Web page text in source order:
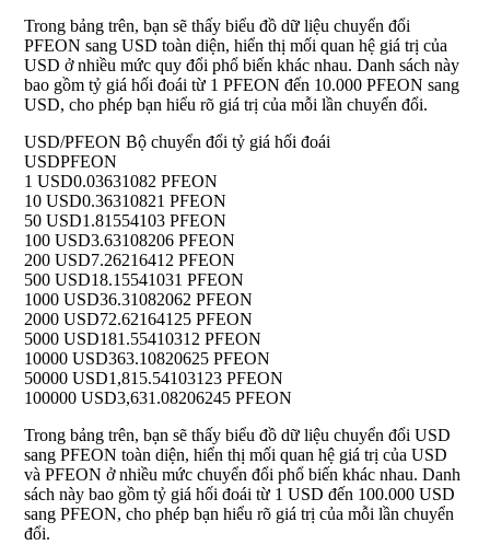
Trong bảng trên, bạn sẽ thấy biểu đồ dữ liệu chuyển đổi
PFEON sang USD toàn diện, hiển thị mối quan hệ giá trị của
USD ở nhiều mức quy đổi phổ biến khác nhau. Danh sách này
bao gồm tỷ giá hối đoái từ 1 PFEON đến 10.000 PFEON sang
USD, cho phép bạn hiểu rõ giá trị của mỗi lần chuyển đổi.
USD/PFEON Bộ chuyển đổi tỷ giá hối đoái
USDPFEON
1 USD0.03631082 PFEON
10 USD0.36310821 PFEON
50 USD1.81554103 PFEON
100 USD3.63108206 PFEON
200 USD7.26216412 PFEON
500 USD18.15541031 PFEON
1000 USD36.31082062 PFEON
2000 USD72.62164125 PFEON
5000 USD181.55410312 PFEON
10000 USD363.10820625 PFEON
50000 USD1,815.54103123 PFEON
100000 USD3,631.08206245 PFEON
Trong bảng trên, bạn sẽ thấy biểu đồ dữ liệu chuyển đổi USD
sang PFEON toàn diện, hiển thị mối quan hệ giá trị của USD
và PFEON ở nhiều mức chuyển đổi phổ biến khác nhau. Danh
sách này bao gồm tỷ giá hối đoái từ 1 USD đến 100.000 USD
sang PFEON, cho phép bạn hiểu rõ giá trị của mỗi lần chuyển
đổi.